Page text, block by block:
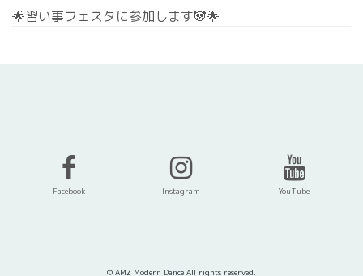
🌟習い事フェスタに参加します🐼🌟
Facebook Instagram YouTube
© AMZ Modern Dance All rights reserved.